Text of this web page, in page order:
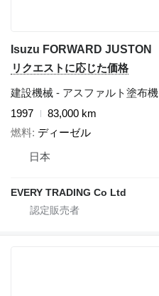
Isuzu FORWARD JUSTON
リクエストに応じた価格
建設機械 - アスファルト塗布機
1997
83,000 km
燃料 ディーゼル
日本
EVERY TRADING Co Ltd